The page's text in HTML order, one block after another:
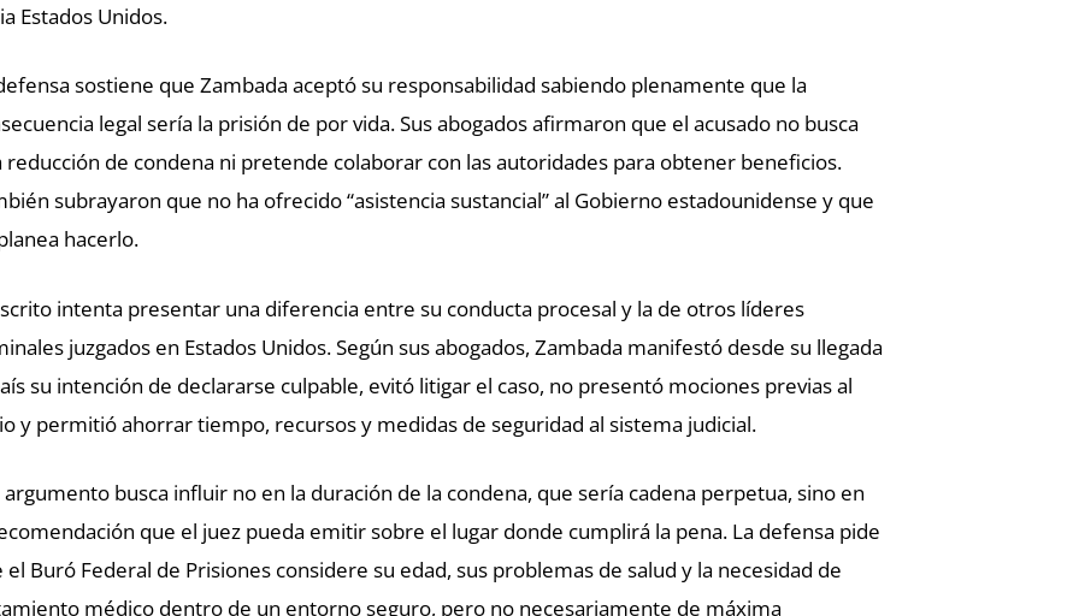
Estados Unidos.
sostiene que Zambada aceptó su responsabilidad sabiendo plenamente que la
legal sería la prisión de por vida. Sus abogados afirmaron que el acusado no busca
reducción de condena ni pretende colaborar con las autoridades para obtener beneficios.
subrayaron que no ha ofrecido “asistencia sustancial” al Gobierno estadounidense y que
hacerlo.
intenta presentar una diferencia entre su conducta procesal y la de otros líderes
juzgados en Estados Unidos. Según sus abogados, Zambada manifestó desde su llegada
su intención de declararse culpable, evitó litigar el caso, no presentó mociones previas al
y permitió ahorrar tiempo, recursos y medidas de seguridad al sistema judicial.
argumento busca influir no en la duración de la condena, que sería cadena perpetua, sino en
que el juez pueda emitir sobre el lugar donde cumplirá la pena. La defensa pide
el Buró Federal de Prisiones considere su edad, sus problemas de salud y la necesidad de
médico dentro de un entorno seguro, pero no necesariamente de máxima